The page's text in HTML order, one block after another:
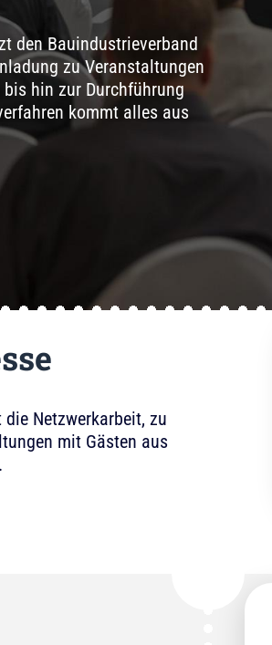
den Bauindustrieverband
zu Veranstaltungen
hin zur Durchführung
kommt alles aus
Netzwerkarbeit, zu
mit Gästen aus